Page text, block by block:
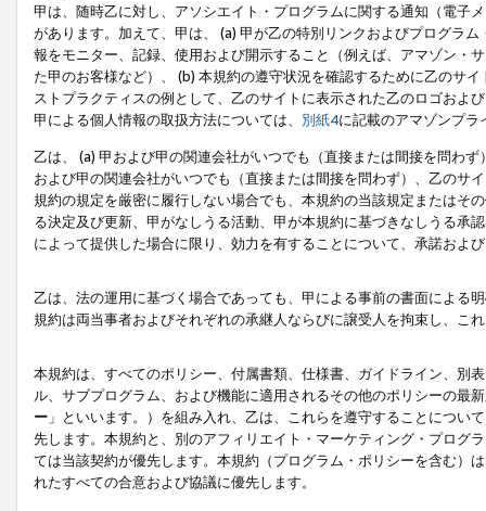
甲は、随時乙に対し、アソシエイト・プログラムに関する通知（電子
があります。加えて、甲は、 (a) 甲が乙の特別リンクおよびプログラ
報をモニター、記録、使用および開示すること（例えば、アマゾン・
た甲のお客様など）、 (b) 本規約の遵守状況を確認するために乙のサ
ストプラクティスの例として、乙のサイトに表示された乙のロゴおよ
甲による個人情報の取扱方法については、 別紙4に記載のアマゾンプ
乙は、 (a) 甲および甲の関連会社がいつでも（直接または間接を問わ
および甲の関連会社がいつでも（直接または間接を問わず）、乙のサ
規約の規定を厳密に履行しない場合でも、本規約の当該規定またはそ
る決定及び更新、甲がなしうる活動、甲が本規約に基づきなしうる承
によって提供した場合に限り、効力を有することについて、承諾およ
乙は、法の運用に基づく場合であっても、甲による事前の書面による
規約は両当事者およびそれぞれの承継人ならびに譲受人を拘束し、こ
本規約は、すべてのポリシー、付属書類、仕様書、ガイドライン、別
ル、サブプログラム、および機能に適用されるその他のポリシーの最
ー 」といいます。）を組み入れ、乙は、これらを遵守することにつ
先します。本規約と、別のアフィリエイト・マーケティング・プログ
ては当該契約が優先します。本規約（プログラム・ポリシーを含む）
れたすべての合意および協議に優先します。